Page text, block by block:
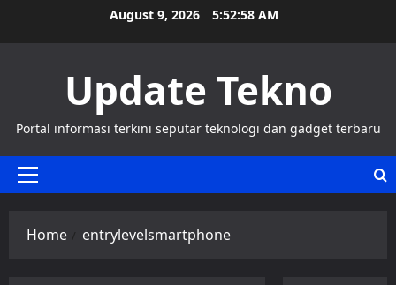
August 9, 2026 5:52:59 AM
Update Tekno
Portal informasi terkini seputar teknologi dan gadget terbaru
Primary
Home entrylevelsmartphone